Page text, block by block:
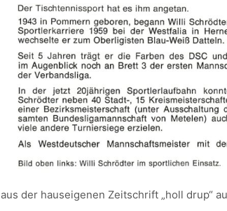
aus der hauseigenen Zeitschrift „holl drup“